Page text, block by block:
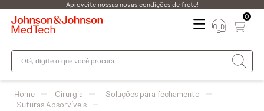
Aproveite nossas novas condições de frete!
0
Olá, digite o que você procura.
Cirurgia
Soluções para fechamento
Suturas Absorvíveis